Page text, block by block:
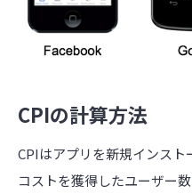
CPIの計算方法
CPIはアプリを新規インス
コストを獲得したユーザー